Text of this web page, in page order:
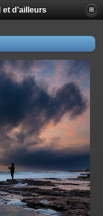
et d'ailleurs